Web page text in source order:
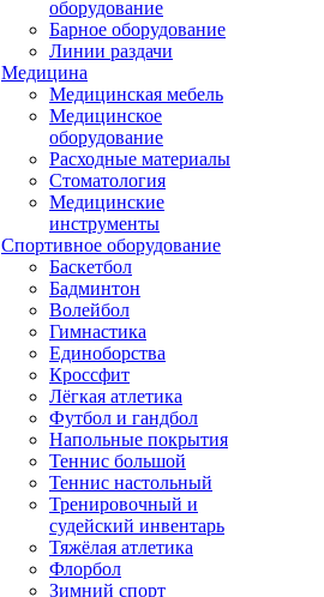
оборудование
Барное оборудование
Линии раздачи
Медицина
Медицинская мебель
Медицинское
оборудование
Расходные материалы
Стоматология
Медицинские
инструменты
Спортивное оборудование
Баскетбол
Бадминтон
Волейбол
Гимнастика
Единоборства
Кроссфит
Лёгкая атлетика
Футбол и гандбол
Напольные покрытия
Теннис большой
Теннис настольный
Тренировочный и
судейский инвентарь
Тяжёлая атлетика
Флорбол
Зимний спорт